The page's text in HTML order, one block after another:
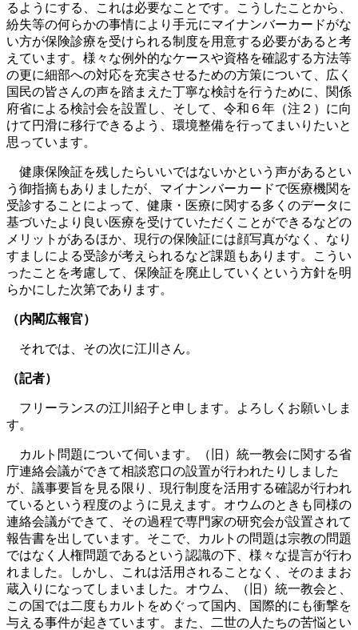
るようにする、これは必要なことです。こうしたことから、
紛失等の何らかの事情により手元にマイナンバーカードがな
い方が保険診療を受けられる制度を用意する必要があると考
えています。様々な例外的なケースや資格を確認する方法等
の更に細部への対応を充実させるための方策について、広く
国民の皆さんの声を踏まえた丁寧な検討を行うために、関係
府省による検討会を設置し、そして、令和６年（注２）に向
けて円滑に移行できるよう、環境整備を行ってまいりたいと
思っています。
健康保険証を残したらいいではないかという声があるとい
う御指摘もありましたが、マイナンバーカードで医療機関を
受診することによって、健康・医療に関する多くのデータに
基づいたより良い医療を受けていただくことができるなどの
メリットがあるほか、現行の保険証には顔写真がなく、なり
すましによる受診が考えられるなど課題もあります。こうい
ったことを考慮して、保険証を廃止していくという方針を明
らかにした次第であります。
（内閣広報官）
それでは、その次に江川さん。
（記者）
フリーランスの江川紹子と申します。よろしくお願いしま
す。
カルト問題について伺います。（旧）統一教会に関する省
庁連絡会議ができて相談窓口の設置が行われたりしました
が、議事要旨を見る限り、現行制度を活用する確認が行われ
ているという程度のように見えます。オウムのときも同様の
連絡会議ができて、その過程で専門家の研究会が設置されて
報告書を出しています。そこで、カルトの問題は宗教の問題
ではなく人権問題であるという認識の下、様々な提言が行わ
れました。しかし、これは活用されることなく、そのままお
蔵入りになってしまいました。オウム、（旧）統一教会と、
この国では二度もカルトをめぐって国内、国際的にも衝撃を
与える事件が起きています。また、二世の人たちの苦悩とい